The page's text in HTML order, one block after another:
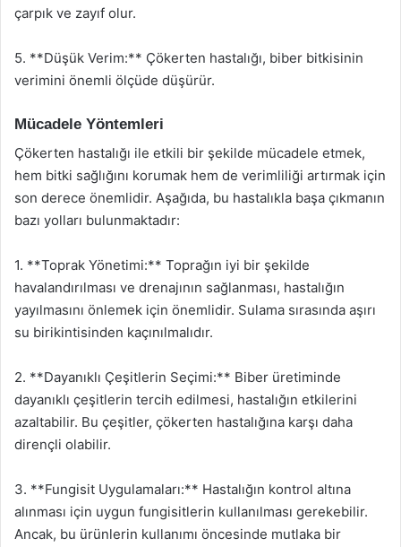
çarpık ve zayıf olur.
5. **Düşük Verim:** Çökerten hastalığı, biber bitkisinin
verimini önemli ölçüde düşürür.
Mücadele Yöntemleri
Çökerten hastalığı ile etkili bir şekilde mücadele etmek,
hem bitki sağlığını korumak hem de verimliliği artırmak için
son derece önemlidir. Aşağıda, bu hastalıkla başa çıkmanın
bazı yolları bulunmaktadır:
1. **Toprak Yönetimi:** Toprağın iyi bir şekilde
havalandırılması ve drenajının sağlanması, hastalığın
yayılmasını önlemek için önemlidir. Sulama sırasında aşırı
su birikintisinden kaçınılmalıdır.
2. **Dayanıklı Çeşitlerin Seçimi:** Biber üretiminde
dayanıklı çeşitlerin tercih edilmesi, hastalığın etkilerini
azaltabilir. Bu çeşitler, çökerten hastalığına karşı daha
dirençli olabilir.
3. **Fungisit Uygulamaları:** Hastalığın kontrol altına
alınması için uygun fungisitlerin kullanılması gerekebilir.
Ancak, bu ürünlerin kullanımı öncesinde mutlaka bir